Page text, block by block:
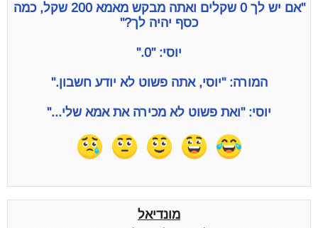
"אם יש לך 0 שקלים ואתה מבקש מאמא 200 שקל, כמה
כסף יהיה לך?"
יוסי: "0."
המורה: "יוסי, אתה פשוט לא יודע חשבון."
יוסי: "ואת פשוט לא מכירה את אמא שלי..."
מונדיאל